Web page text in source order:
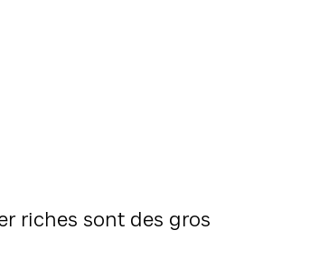
riches sont des gros